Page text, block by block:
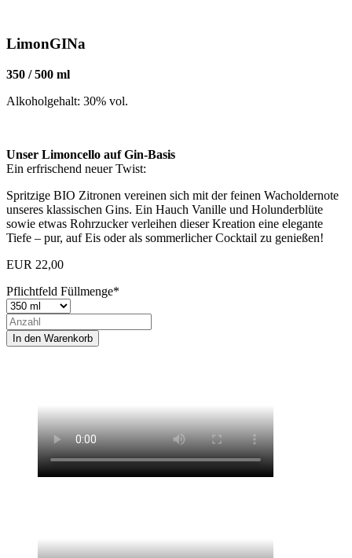
LimonGINa
350 / 500 ml
Alkoholgehalt: 30% vol.
Unser Limoncello auf Gin-Basis
Ein erfrischend neuer Twist:
Spritzige BIO Zitronen vereinen sich mit der feinen Wacholdernote
unseres klassischen Gins. Ein Hauch Vanille und Holunderblüte
sowie etwas Rohrzucker verleihen dieser Kreation eine elegante
Tiefe – pur, auf Eis oder als sommerlicher Cocktail zu genießen!
EUR 22,00
Pflichtfeld Füllmenge*